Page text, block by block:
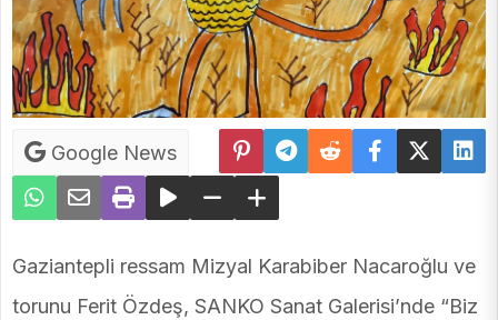
Google News
Gaziantepli ressam Mizyal Karabiber Nacaroğlu ve
torunu Ferit Özdeş, SANKO Sanat Galerisi’nde “Biz